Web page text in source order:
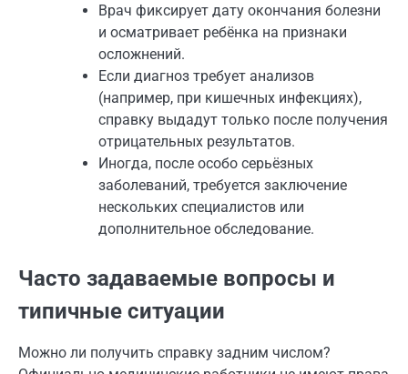
Врач фиксирует дату окончания болезни
и осматривает ребёнка на признаки
осложнений.
Если диагноз требует анализов
(например, при кишечных инфекциях),
справку выдадут только после получения
отрицательных результатов.
Иногда, после особо серьёзных
заболеваний, требуется заключение
нескольких специалистов или
дополнительное обследование.
Часто задаваемые вопросы и
типичные ситуации
Можно ли получить справку задним числом?